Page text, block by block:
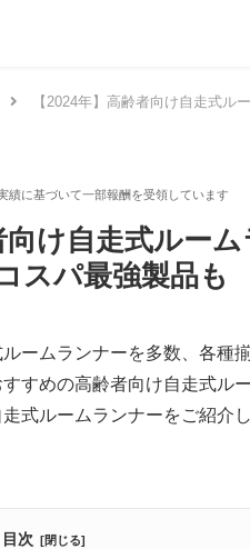
【2024年】高齢者向け自走式ル
向け自走式ルー
スパ最強製品も
ームランナーを多数、各種
すめの高齢者向け自走式ル
式ルームランナーをご紹介し
目次